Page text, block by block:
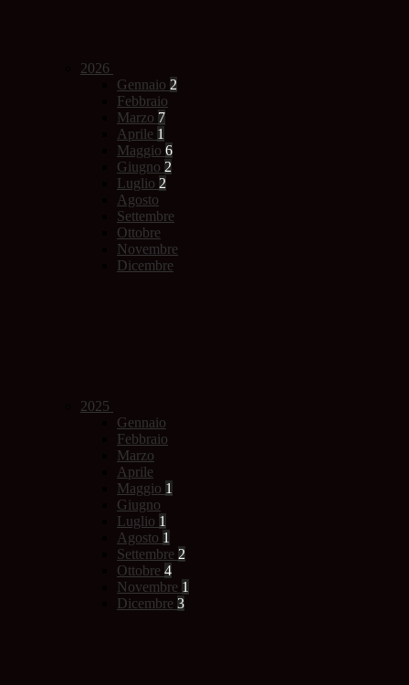
2026
Gennaio 2
Febbraio
Marzo 7
Aprile 1
Maggio 6
Giugno 2
Luglio 2
Agosto
Settembre
Ottobre
Novembre
Dicembre
2025
Gennaio
Febbraio
Marzo
Aprile
Maggio 1
Giugno
Luglio 1
Agosto 1
Settembre 2
Ottobre 4
Novembre 1
Dicembre 3